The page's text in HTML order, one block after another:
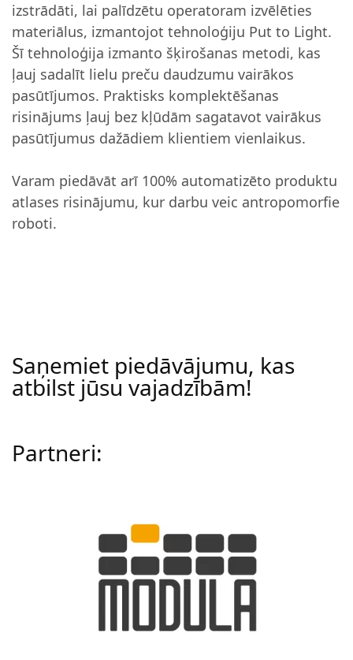
izstrādāti, lai palīdzētu operatoram izvēlēties
materiālus, izmantojot tehnoloģiju Put to Light.
Šī tehnoloģija izmanto šķirošanas metodi, kas
ļauj sadalīt lielu preču daudzumu vairākos
pasūtījumos. Praktisks komplektēšanas
risinājums ļauj bez kļūdām sagatavot vairākus
pasūtījumus dažādiem klientiem vienlaikus.
Varam piedāvāt arī 100% automatizēto produktu
atlases risinājumu, kur darbu veic antropomorfie
roboti.
Saņemiet piedāvājumu, kas
atbilst jūsu vajadzībām!
Partneri: